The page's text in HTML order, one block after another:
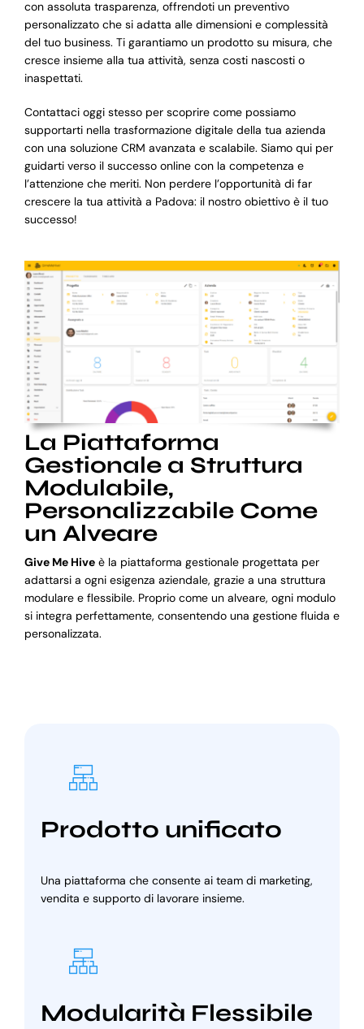
con assoluta trasparenza, offrendoti un preventivo
personalizzato che si adatta alle dimensioni e complessità
del tuo business. Ti garantiamo un prodotto su misura, che
cresce insieme alla tua attività, senza costi nascosti o
inaspettati.
Contattaci oggi stesso per scoprire come possiamo
supportarti nella trasformazione digitale della tua azienda
con una soluzione CRM avanzata e scalabile. Siamo qui per
guidarti verso il successo online con la competenza e
l’attenzione che meriti. Non perdere l’opportunità di far
crescere la tua attività a Padova: il nostro obiettivo è il tuo
successo!
La Piattaforma
Gestionale a Struttura
Modulabile,
Personalizzabile Come
un Alveare
Give Me Hiveè la piattaforma gestionale progettata per
adattarsi a ogni esigenza aziendale, grazie a una struttura
modulare e flessibile. Proprio come un alveare, ogni modulo
si integra perfettamente, consentendo una gestione fluida e
personalizzata.
Prodotto unificato
Una piattaforma che consente ai team di marketing,
vendita e supporto di lavorare insieme.
Modularità Flessibile